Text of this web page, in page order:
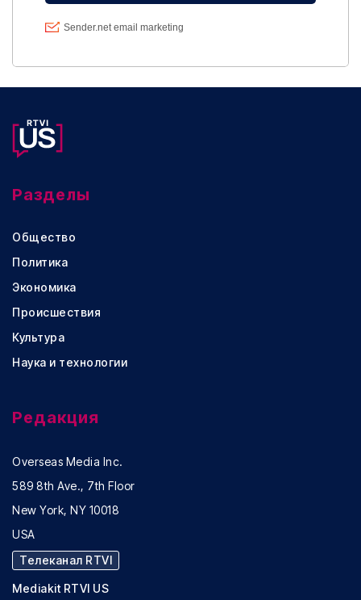
Разделы
Общество
Политика
Экономика
Происшествия
Культура
Наука и технологии
Редакция
Overseas Media Inc.
589 8th Ave., 7th Floor
New York, NY 10018
USA
Телеканал RTVI
Mediakit RTVI US